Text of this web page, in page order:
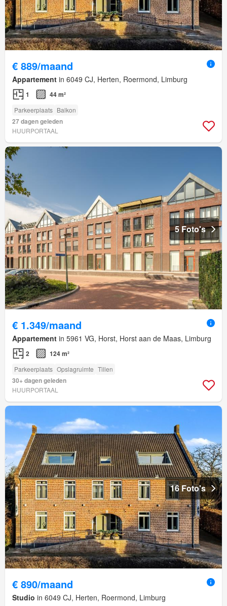
€ 889/maand
Appartement in 6049 CJ, Herten, Roermond, Limburg
1 44 m²
Parkeerplaats Balkon
27 dagen geleden
HUURPORTAAL
5 Foto's
€ 1.349/maand
Appartement in 5961 VG, Horst, Horst aan de Maas, Limburg
2 124 m²
Parkeerplaats Opslagruimte Tillen
30+ dagen geleden
HUURPORTAAL
16 Foto's
€ 890/maand
Studio in 6049 CJ, Herten, Roermond, Limburg